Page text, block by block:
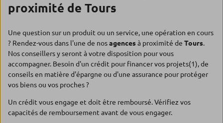
proximité de Tours
Une question sur un produit ou un service, une opération en cours
? Rendez-vous dans l'une de nosagencesà proximité de Tours.
Nos conseillers y seront à votre disposition pour vous
accompagner. Besoin d'un crédit pour financer vos projets(1), de
conseils en matière d'épargne ou d'une assurance pour protéger
vos biens ou vos proches ?
Un crédit vous engage et doit être remboursé. Vérifiez vos
capacités de remboursement avant de vous engager.